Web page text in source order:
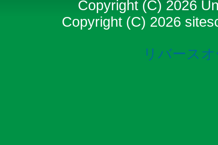
Copyright (C) 2026
Copyright (C) 2026
リバース